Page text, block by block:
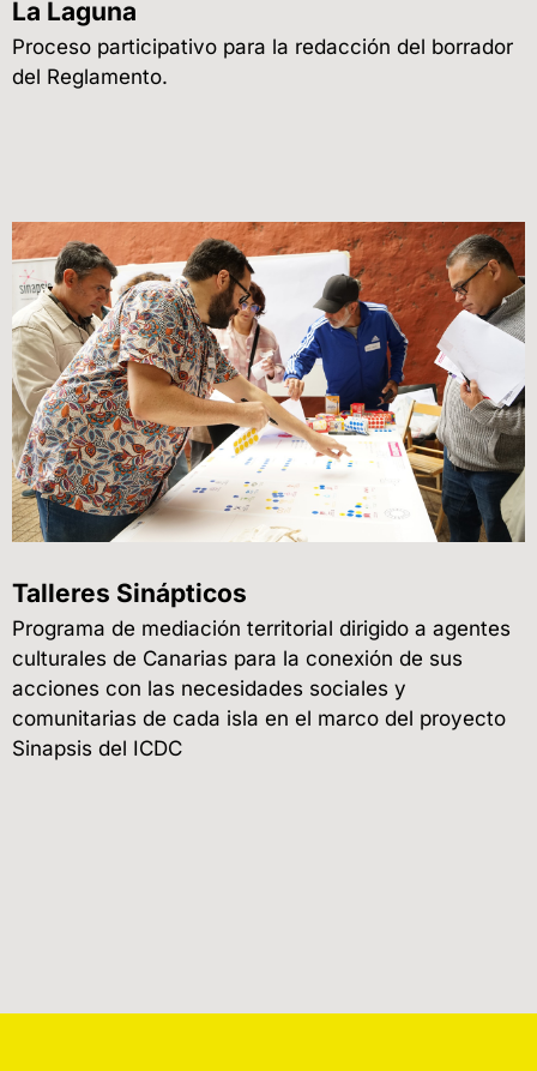
La Laguna
Proceso participativo para la redacción del borrador
del Reglamento.
Talleres Sinápticos
Programa de mediación territorial dirigido a agentes
culturales de Canarias para la conexión de sus
acciones con las necesidades sociales y
comunitarias de cada isla en el marco del proyecto
Sinapsis del ICDC